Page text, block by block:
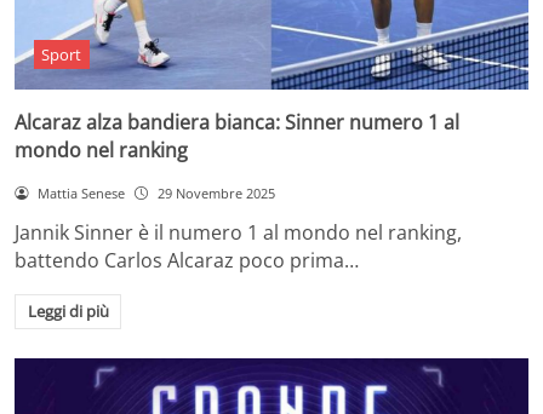
Sport
Alcaraz alza bandiera bianca: Sinner numero 1 al
mondo nel ranking
Mattia Senese 29 Novembre 2025
Jannik Sinner è il numero 1 al mondo nel ranking,
battendo Carlos Alcaraz poco prima…
Leggi di più